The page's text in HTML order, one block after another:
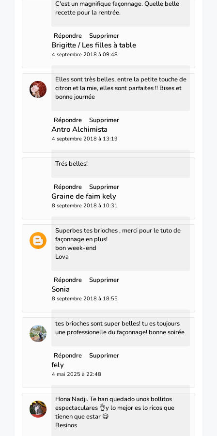
C'est un magnifique façonnage. Quelle belle
recette pour la rentrée.
Répondre Supprimer
Brigitte / Les filles à table
4 septembre 2018 à 09:48
Elles sont très belles, entre la petite touche de
citron et la mie, elles sont parfaites !! Bises et
bonne journée
Répondre Supprimer
Antro Alchimista
4 septembre 2018 à 13:19
Trés belles!
Répondre Supprimer
Graine de faim kely
8 septembre 2018 à 10:31
Superbes tes brioches , merci pour le tuto de
façonnage en plus!
bon week-end
Lova
Répondre Supprimer
Sonia
8 septembre 2018 à 18:55
tes brioches sont super belles! tu es toujours
une professionelle du façonnage! bonne soirée
Répondre Supprimer
fely
4 mai 2025 à 22:48
Hona Nadji. Te han quedado unos bollitos
espectaculares 👌y lo mejor es lo ricos que
tienen que estar 😋
Besinos